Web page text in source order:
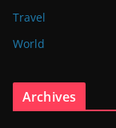
Travel
World
Archives